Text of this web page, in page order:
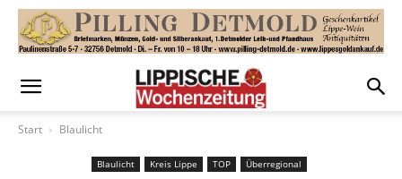
Start Blaulicht
Blaulicht Kreis Lippe TOP Überregional